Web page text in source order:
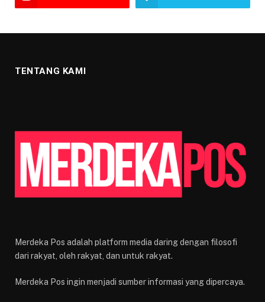
TENTANG KAMI
Merdeka Pos adalah platform media daring dengan filosofi
dari rakyat, oleh rakyat, dan untuk rakyat.
Merdeka Pos ingin menjadi sumber informasi yang dipercaya.